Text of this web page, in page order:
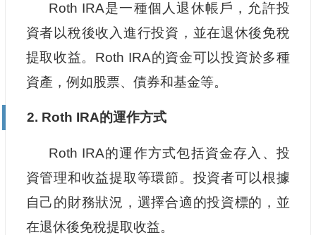
Roth IRA是一種個人退休帳戶，允許投
資者以稅後收入進行投資，並在退休後免稅
提取收益。Roth IRA的資金可以投資於多種
資產，例如股票、債券和基金等。
2. Roth IRA的運作方式
Roth IRA的運作方式包括資金存入、投
資管理和收益提取等環節。投資者可以根據
自己的財務狀況，選擇合適的投資標的，並
在退休後免稅提取收益。